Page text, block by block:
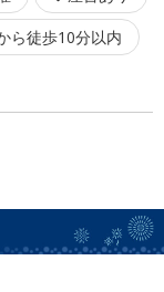
ら徒歩10分以内